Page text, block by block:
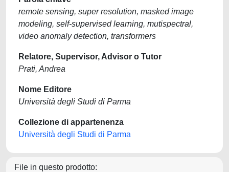
remote sensing, super resolution, masked image
modeling, self-supervised learning, mutispectral,
video anomaly detection, transformers
Relatore, Supervisor, Advisor o Tutor
Prati, Andrea
Nome Editore
Università degli Studi di Parma
Collezione di appartenenza
Università degli Studi di Parma
File in questo prodotto: